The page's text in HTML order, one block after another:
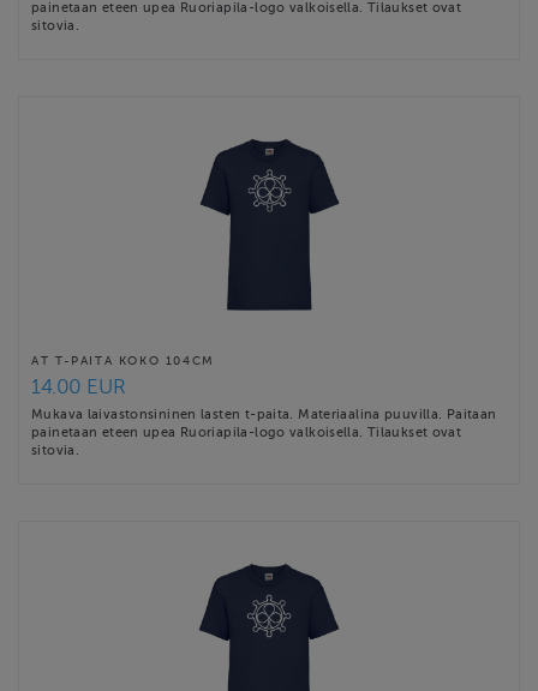
painetaan eteen upea Ruoriapila-logo valkoisella. Tilaukset ovat
sitovia.
AT T-PAITA KOKO 104CM
14.00 EUR
Mukava laivastonsininen lasten t-paita. Materiaalina puuvilla. Paitaan
painetaan eteen upea Ruoriapila-logo valkoisella. Tilaukset ovat
sitovia.